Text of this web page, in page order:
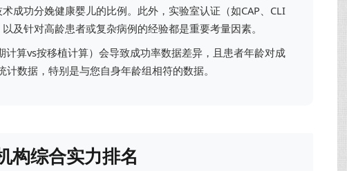
成功分娩健康婴儿的比例。此外，实验室认证（如CAP、CLI
及针对高龄患者或复杂病例的经验都是重要考量因素。
算vs按移植计算）会导致成功率数据差异，且患者年龄对成
数据，特别是与您自身年龄组相符的数据。
构综合实力排名